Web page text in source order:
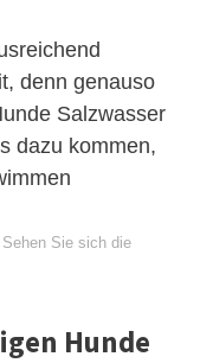
denn genauso
Salzwasser
dazu kommen,
Sehen Sie sich die
Hunde